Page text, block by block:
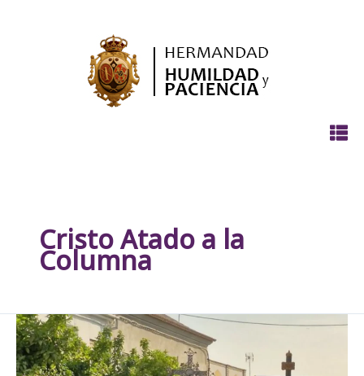
Cristo Atado a la
Columna
XII
Cruz
de